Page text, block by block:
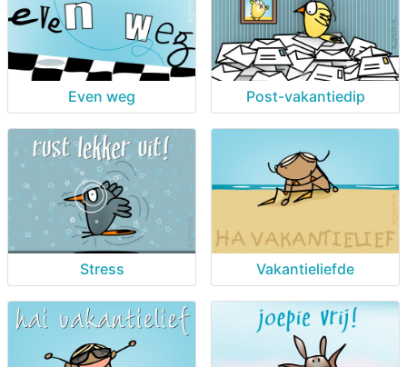
Even weg Post-vakantiedip
Stress Vakantieliefde